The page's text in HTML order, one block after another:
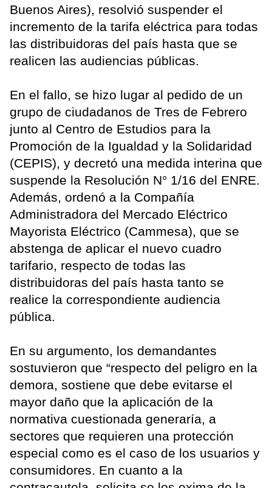
Buenos Aires), resolvió suspender el
incremento de la tarifa eléctrica para todas
las distribuidoras del país hasta que se
realicen las audiencias públicas.
En el fallo, se hizo lugar al pedido de un
grupo de ciudadanos de Tres de Febrero
junto al Centro de Estudios para la
Promoción de la Igualdad y la Solidaridad
(CEPIS), y decretó una medida interina que
suspende la Resolución N° 1/16 del ENRE.
Además, ordenó a la Compañía
Administradora del Mercado Eléctrico
Mayorista Eléctrico (Cammesa), que se
abstenga de aplicar el nuevo cuadro
tarifario, respecto de todas las
distribuidoras del país hasta tanto se
realice la correspondiente audiencia
pública.
En su argumento, los demandantes
sostuvieron que “respecto del peligro en la
demora, sostiene que debe evitarse el
mayor daño que la aplicación de la
normativa cuestionada generaría, a
sectores que requieren una protección
especial como es el caso de los usuarios y
consumidores. En cuanto a la